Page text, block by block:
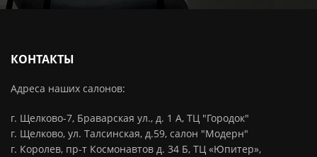
КОНТАКТЫ
Адреса наших салонов:
г. Щелково-7, Браварская ул., д. 1 А, ТЦ "Городок"
г. Щелково, ул. Талсинская, д.59, салон "Модерн"
г. Королев, пр-т Космонавтов д. 34 Б, ТЦ «Юпитер»,